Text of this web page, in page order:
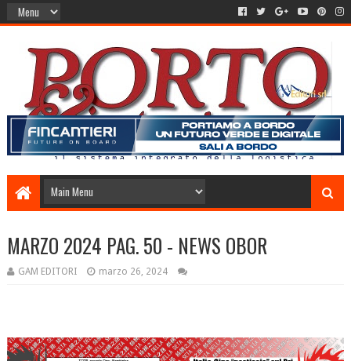
MARZO 2024 PAG. 50 - NEWS OBOR
GAM EDITORI marzo 26, 2024